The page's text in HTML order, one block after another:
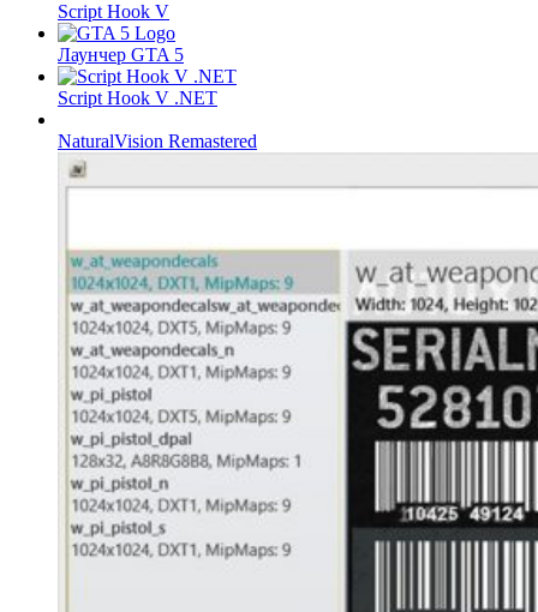
Script Hook V
Лаунчер GTA 5
Script Hook V .NET
NaturalVision Remastered